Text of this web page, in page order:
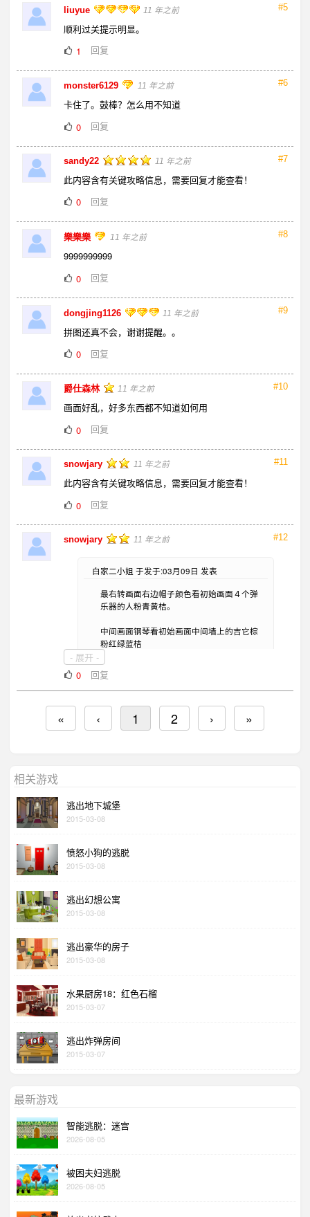
#5
liuyue 11 年之前
顺利过关提示明显。
1
回复
#6
monster6129 11 年之前
卡住了。鼓棒？怎么用不知道
0
回复
#7
sandy22 11 年之前
此内容含有关键攻略信息，需要回复才能查看！
0
回复
#8
樂樂樂 11 年之前
9999999999
0
回复
#9
dongjing1126 11 年之前
拼图还真不会，谢谢提醒。。
0
回复
#10
爵仕森林 11 年之前
画面好乱，好多东西都不知道如何用
0
回复
#11
snowjary 11 年之前
此内容含有关键攻略信息，需要回复才能查看！
0
回复
#12
snowjary 11 年之前
白家二小姐 于发于:03月09日 发表
最右转画面右边帽子颜色看初始画面４个弹
乐器的人粉青黄桔。
中间画面钢琴看初始画面中间墙上的吉它棕
粉红绿蓝桔
最右
- 展开 -
0
回复
« ‹ 1 2 › »
相关游戏
逃出地下城堡
2015-03-08
愤怒小狗的逃脱
2015-03-08
逃出幻想公寓
2015-03-08
逃出豪华的房子
2015-03-08
水果厨房18：红色石榴
2015-03-07
逃出炸弹房间
2015-03-07
最新游戏
智能逃脱：迷宫
2026-08-05
被困夫妇逃脱
2026-08-05